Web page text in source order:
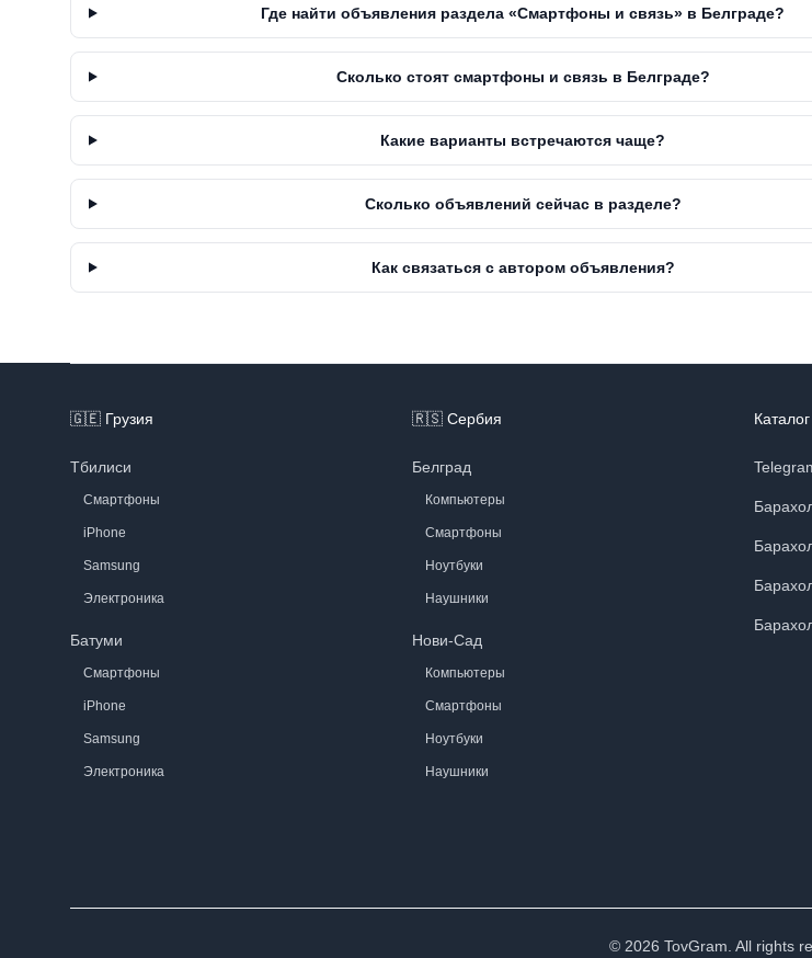
Где найти объявления раздела «Смартфоны и связь» в Белграде?
Сколько стоят смартфоны и связь в Белграде?
Какие варианты встречаются чаще?
Сколько объявлений сейчас в разделе?
Как связаться с автором объявления?
🇬🇪 Грузия
Тбилиси
Смартфоны
iPhone
Samsung
Электроника
Батуми
Смартфоны
iPhone
Samsung
Электроника
🇷🇸 Сербия
Белград
Компьютеры
Смартфоны
Ноутбуки
Наушники
Нови-Сад
Компьютеры
Смартфоны
Ноутбуки
Наушники
Каталог
© 2026 TovGram. All rights